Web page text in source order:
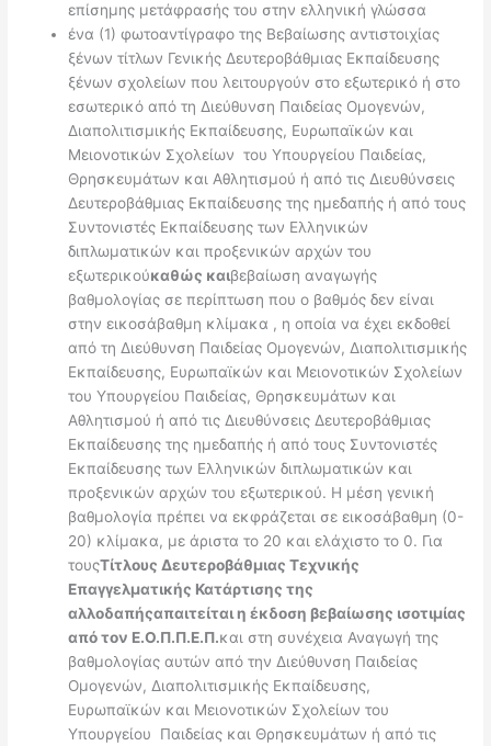
επίσημης μετάφρασής του στην ελληνική γλώσσα
ένα (1) φωτοαντίγραφο της Βεβαίωσης αντιστοιχίας
ξένων τίτλων Γενικής Δευτεροβάθμιας Εκπαίδευσης
ξένων σχολείων που λειτουργούν στο εξωτερικό ή στο
εσωτερικό από τη Διεύθυνση Παιδείας Ομογενών,
Διαπολιτισμικής Εκπαίδευσης, Ευρωπαϊκών και
Μειονοτικών Σχολείων του Υπουργείου Παιδείας,
Θρησκευμάτων και Αθλητισμού ή από τις Διευθύνσεις
Δευτεροβάθμιας Εκπαίδευσης της ημεδαπής ή από τους
Συντονιστές Εκπαίδευσης των Ελληνικών
διπλωματικών και προξενικών αρχών του
εξωτερικούκαθώς καιβεβαίωση αναγωγής
βαθμολογίας σε περίπτωση που ο βαθμός δεν είναι
στην εικοσάβαθμη κλίμακα , η οποία να έχει εκδοθεί
από τη Διεύθυνση Παιδείας Ομογενών, Διαπολιτισμικής
Εκπαίδευσης, Ευρωπαϊκών και Μειονοτικών Σχολείων
του Υπουργείου Παιδείας, Θρησκευμάτων και
Αθλητισμού ή από τις Διευθύνσεις Δευτεροβάθμιας
Εκπαίδευσης της ημεδαπής ή από τους Συντονιστές
Εκπαίδευσης των Ελληνικών διπλωματικών και
προξενικών αρχών του εξωτερικού. Η μέση γενική
βαθμολογία πρέπει να εκφράζεται σε εικοσάβαθμη (0-
20) κλίμακα, με άριστα το 20 και ελάχιστο το 0. Για
τουςΤίτλους Δευτεροβάθμιας Τεχνικής
Επαγγελματικής Κατάρτισης της
αλλοδαπήςαπαιτείται η έκδοση βεβαίωσης ισοτιμίας
από τον Ε.Ο.Π.Π.Ε.Π.και στη συνέχεια Αναγωγή της
βαθμολογίας αυτών από την Διεύθυνση Παιδείας
Ομογενών, Διαπολιτισμικής Εκπαίδευσης,
Ευρωπαϊκών και Μειονοτικών Σχολείων του
Υπουργείου Παιδείας και Θρησκευμάτων ή από τις